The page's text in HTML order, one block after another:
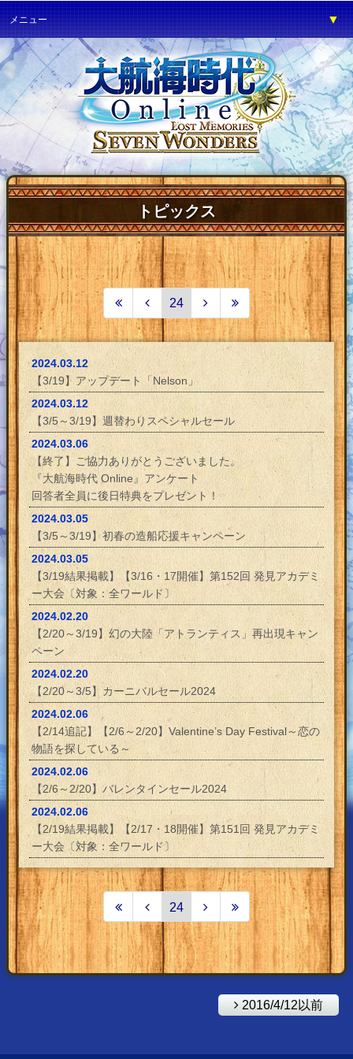
メニュー ▼
ゲーム紹介 ▼
プレイガイド ▼
サービス ▼
イベント ▼
開発の部屋 ▼
サポート ▼
▼
ネットカフェ ▼
トピックス
24
2024.03.12
【3/19】アップデート「Nelson」
2024.03.12
【3/5～3/19】週替わりスペシャルセール
2024.03.06
【終了】ご協力ありがとうございました。
『大航海時代 Online』アンケート
回答者全員に後日特典をプレゼント！
2024.03.05
【3/5～3/19】初春の造船応援キャンペーン
2024.03.05
【3/19結果掲載】【3/16・17開催】第152回 発見アカデミ
ー大会〔対象：全ワールド〕
2024.02.20
【2/20～3/19】幻の大陸「アトランティス」再出現キャン
ペーン
2024.02.20
【2/20～3/5】カーニバルセール2024
2024.02.06
【2/14追記】【2/6～2/20】Valentine’s Day Festival～恋の
物語を探している～
2024.02.06
【2/6～2/20】バレンタインセール2024
2024.02.06
【2/19結果掲載】【2/17・18開催】第151回 発見アカデミ
ー大会〔対象：全ワールド〕
24
2016/4/12以前